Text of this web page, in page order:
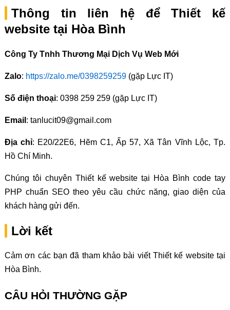
Thông tin liên hệ để Thiết kế
website tại Hòa Bình
Công Ty Tnhh Thương Mại Dịch Vụ Web Mới
Zalo: https://zalo.me/0398259259(gặp Lực IT)
Số điện thoại: 0398 259 259 (gặp Lực IT)
Email : tanlucit09@gmail.com
Địa chỉ: E20/22E6, Hẽm C1, Ấp 57, Xã Tân Vĩnh Lộc, Tp.
Hồ Chí Minh.
Chúng tôi chuyên Thiết kế website tại Hòa Bình code tay
PHP chuẩn SEO theo yêu cầu chức năng, giao diện của
khách hàng gửi đến.
Lời kết
Cảm ơn các bạn đã tham khảo bài viết Thiết kế website tại
Hòa Bình.
CÂU HỎI THƯỜNG GẶP